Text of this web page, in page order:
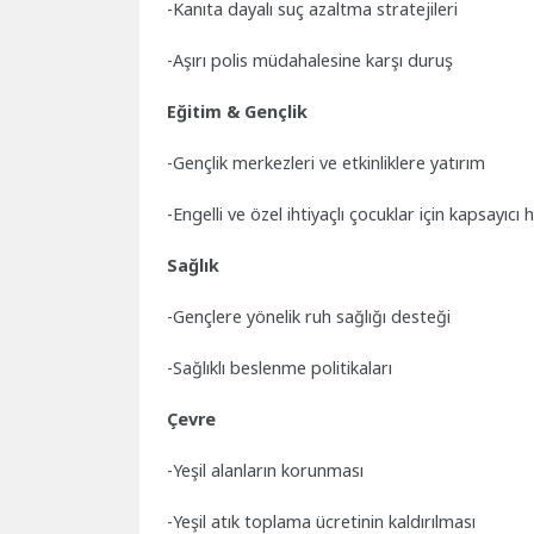
-Kanıta dayalı suç azaltma stratejileri
-Aşırı polis müdahalesine karşı duruş
Eğitim & Gençlik
-Gençlik merkezleri ve etkinliklere yatırım
-Engelli ve özel ihtiyaçlı çocuklar için kapsayıcı
Sağlık
-Gençlere yönelik ruh sağlığı desteği
-Sağlıklı beslenme politikaları
Çevre
-Yeşil alanların korunması
-Yeşil atık toplama ücretinin kaldırılması